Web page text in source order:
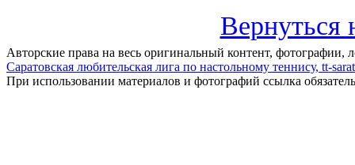
Вернуться
Авторские права на весь оригинальный контент, фотографии,
Саратовская любительская лига по настольному теннису, tt-
При использовании материалов и фотографий ссылка